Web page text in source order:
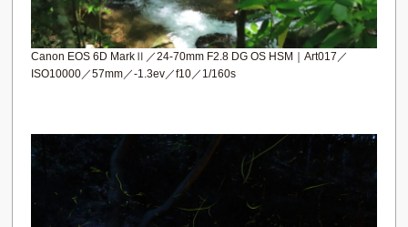
Canon EOS 6D MarkⅡ／24-70mm F2.8 DG OS HSM｜Art017／
ISO10000／57mm／-1.3ev／f10／1/160s